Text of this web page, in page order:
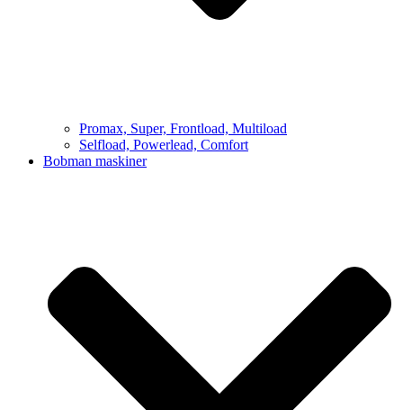
Promax, Super, Frontload, Multiload
Selfload, Powerlead, Comfort
Bobman maskiner